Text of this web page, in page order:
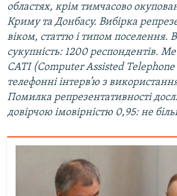
областях, крім тимчасово
Криму та Донбасу. Вибірка
віком, статтю і типом поселення.
сукупність: 1200 респондентів.
CATI (Computer Assisted
телефонні інтерв’ю з
Помилка репрезентативності
довірчою імовірністю 0,95: не